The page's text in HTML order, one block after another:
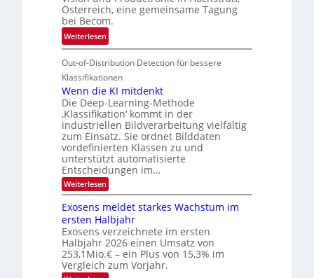
k
e
i
t
e
n
V
I
S
I
O
N
T
e
c
h
T
a
l
k
s
d
T
o
u
r
a
u
d
e
r
V
I
S
I
O
N
2
0
Österreich, eine gemeinsame Tagung
bei Becom.
Weiterlesen:
T
a
g
u
n
g
z
u
E
l
e
k
t
r
o
n
i
k
Out-of-Distribution Detection für bessere
Klassifikationen
Wenn die KI mitdenkt
Die Deep-Learning-Methode
‚Klassifikation‘ kommt in der
industriellen Bildverarbeitung vielfältig
zum Einsatz. Sie ordnet Bilddaten
vordefinierten Klassen zu und
unterstützt automatisierte
Entscheidungen im…
Weiterlesen:
W
n
n
d
i
e
K
I
Exosens meldet starkes Wachstum im
ersten Halbjahr
Exosens verzeichnete im ersten
Halbjahr 2026 einen Umsatz von
253,1Mio.€ – ein Plus von 15,3% im
Vergleich zum Vorjahr.